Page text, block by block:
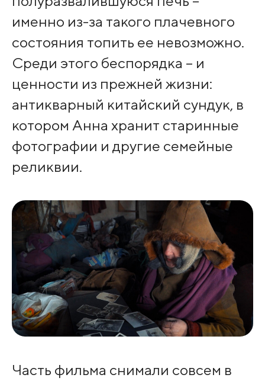
именно из-за такого плачевного
состояния топить ее невозможно.
Среди этого беспорядка – и
ценности из прежней жизни:
антикварный китайский сундук, в
котором Анна хранит старинные
фотографии и другие семейные
реликвии.
Часть фильма снимали совсем в